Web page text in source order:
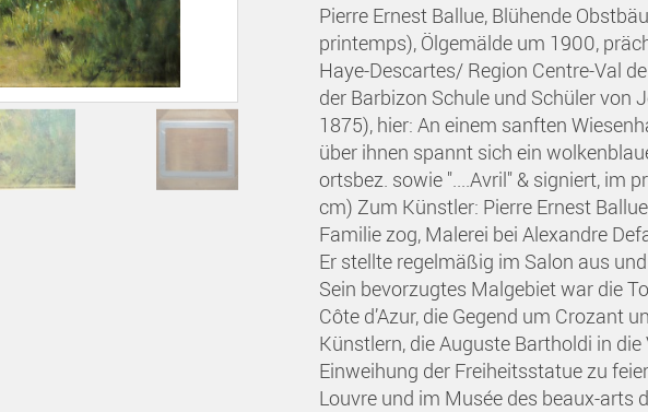
Pierre Ernest Ballue, Blühende
printemps), Ölgemälde um 1900,
Haye-Descartes/ Region Centre-Val
der Barbizon Schule und Schüler von
1875), hier: An einem sanften
über ihnen spannt sich ein
ortsbez. sowie "....Avril" & signiert, im
cm) Zum Künstler: Pierre Ernest
Familie zog, Malerei bei Alexandre
Er stellte regelmäßig im Salon aus
Sein bevorzugtes Malgebiet war die
Côte d’Azur, die Gegend um Crozant
Künstlern, die Auguste Bartholdi in
Einweihung der Freiheitsstatue zu
Louvre und im Musée des beaux-arts